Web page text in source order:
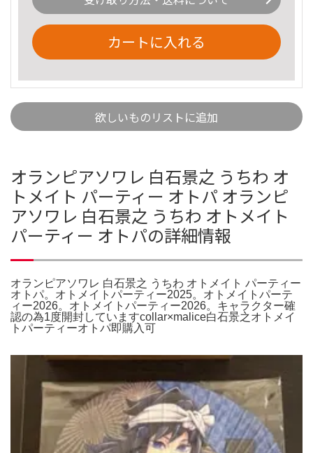
カートに入れる
欲しいものリストに追加
オランピアソワレ 白石景之 うちわ オ
トメイト パーティー オトパ オランピ
アソワレ 白石景之 うちわ オトメイト
パーティー オトパの詳細情報
オランピアソワレ 白石景之 うちわ オトメイト パーティー
オトパ。オトメイトパーティー2025。オトメイトパーテ
ィー2026。オトメイトパーティー2026。キャラクター確
認の為1度開封していますcollar×malice白石景之オトメイ
トパーティーオトパ即購入可